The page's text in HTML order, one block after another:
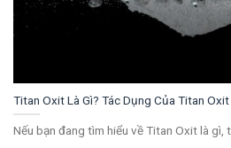
Titan Oxit Là Gì? Tác Dụng Của Titan
Nếu bạn đang tìm hiểu về Titan Oxit là gì,